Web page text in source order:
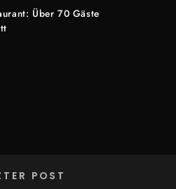
Über 70 Gäste
POST